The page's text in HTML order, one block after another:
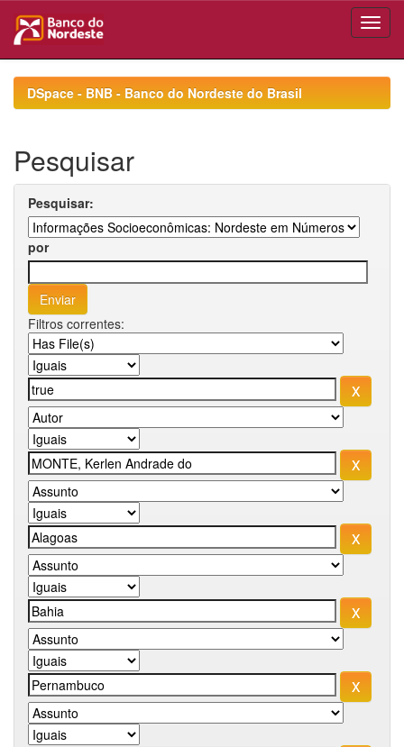
navigationDSpace - BNB - Banco do Nordeste do Brasil
Pesquisar
Pesquisar:
por
Filtros correntes: